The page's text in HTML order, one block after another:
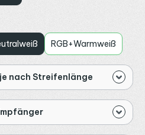
RGB+Warmweiß
nach Streifenlänge